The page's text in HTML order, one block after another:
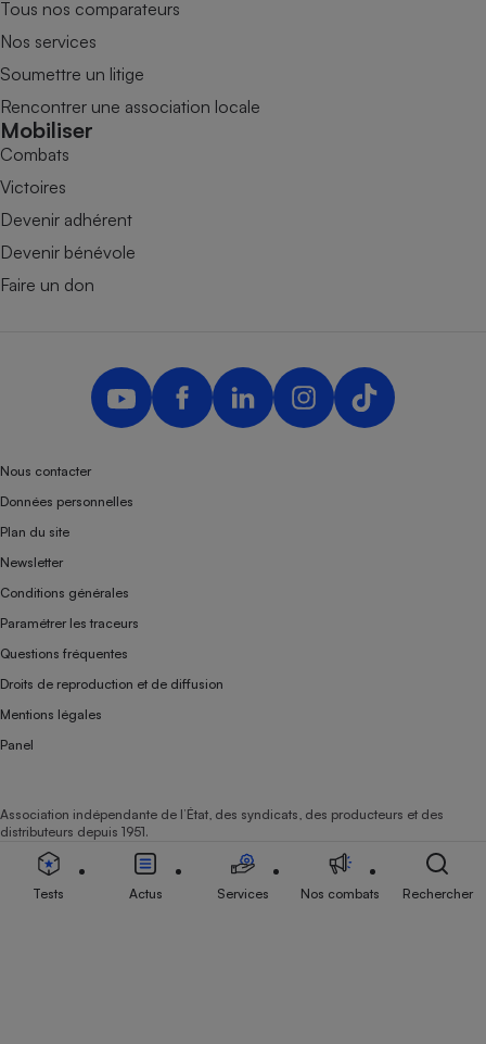
Tous nos comparateurs
Nos services
Soumettre un litige
Rencontrer une association locale
Mobiliser
Combats
Victoires
Devenir adhérent
Devenir bénévole
Faire un don
Nous contacter
Données personnelles
Plan du site
Newsletter
Conditions générales
Paramétrer les traceurs
Questions fréquentes
Droits de reproduction et de diffusion
Mentions légales
Panel
Association indépendante de l’État, des syndicats, des producteurs et des
distributeurs depuis 1951.
Tests Actus Services Nos combats Rechercher